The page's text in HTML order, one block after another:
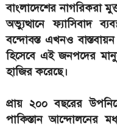
বাংলাদেশের নাগরিকরা
অভ্যুত্থানে ফ্যাসিবাদ
বন্দোবস্ত এখনও
হিসেবে এই জনপদের
হাজির করেছে।
প্রায় ২০০ বছরের
পাকিস্তান আন্দোলনের